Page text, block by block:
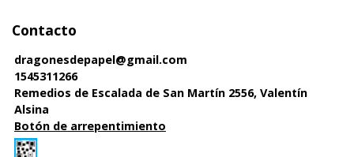
Contacto
dragonesdepapel@gmail.com
1545311266
Remedios de Escalada de San Martín 2556, Valentín
Alsina
Botón de arrepentimiento